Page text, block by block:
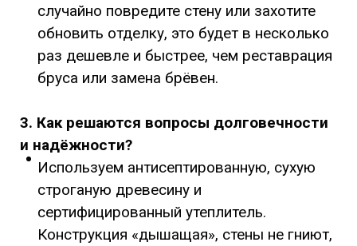
случайно повредите стену или захотите
обновить отделку, это будет в несколько
раз дешевле и быстрее, чем реставрация
бруса или замена брёвен.
3. Как решаются вопросы долговечности
и надёжности?
Используем антисептированную, сухую
строганую древесину и
сертифицированный утеплитель.
Конструкция «дышащая», стены не гниют,